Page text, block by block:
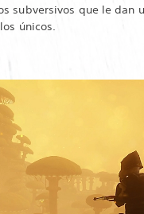
subversivos que le dan
únicos.